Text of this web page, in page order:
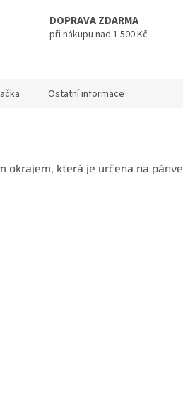
DOPRAVA ZDARMA
při nákupu nad 1 500 Kč
Ostatní informace
okrajem, která je určena na pánve